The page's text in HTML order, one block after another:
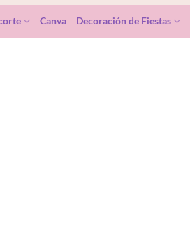
Canva Decoración de Fiestas